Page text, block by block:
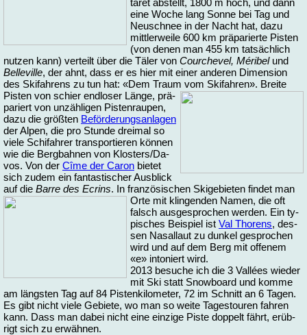
ei­ne Wo­che lang Son­ne bei Tag und
Neu­schnee in der Nacht hat, da­zu
mitt­ler­wei­le 600 km prä­pa­rier­te Pis­ten
(von de­nen man 455 km tat­säch­lich
nut­zen kann) ver­teilt über die Tä­ler von Cour­che­vel, Méri­belund
Bel­le­ville, der ahnt, dass er es hier mit ei­ner an­de­ren Di­men­si­on
des Ski­fah­rens zu tun hat: «Dem Traum vom Ski­fah­ren». Brei­te
Pis­ten von schier end­lo­ser Län­ge, prä­
pa­riert von un­zäh­li­gen Pis­ten­rau­pen,
da­zu die größ­ten Be­för­de­rungs­an­la­gen
der Al­pen, die pro Stun­de drei­mal so
vie­le Schi­fah­rer trans­por­tie­ren kön­nen
wie die Berg­bah­nen von Klos­ters/Da­
vos. Von der Cî­me der Caron bie­tet
sich zu­dem ein fan­tas­ti­scher Aus­blick
auf die Bar­re des Ecrins. In fran­zö­si­schen Ski­ge­bie­ten fin­det man
Or­te mit klin­gen­den Na­men, die oft
falsch aus­ge­spro­chen wer­den. Ein ty­
pi­sches Bei­spiel ist Val Tho­rens, des­
sen Na­sal­laut zu dun­kel ge­spro­chen
wird und auf dem Berg mit of­fe­nem
«e» in­to­niert wird.
2013 be­su­che ich die 3 Vallées wie­der
mit Ski statt Snow­board und kom­me
am längs­ten Tag auf 84 Pis­ten­ki­lo­me­ter, 72 im Schnitt an 6 Ta­gen.
Es gibt nicht vie­le Ge­bie­te, wo man so wei­te Ta­ge­stou­ren fah­ren
kann. Dass man da­bei nicht ei­ne ein­zi­ge Pis­te dop­pelt fährt, er­üb­
rigt sich zu er­wäh­nen.